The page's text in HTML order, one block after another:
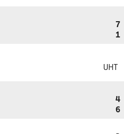
7
1
UHT
4
6